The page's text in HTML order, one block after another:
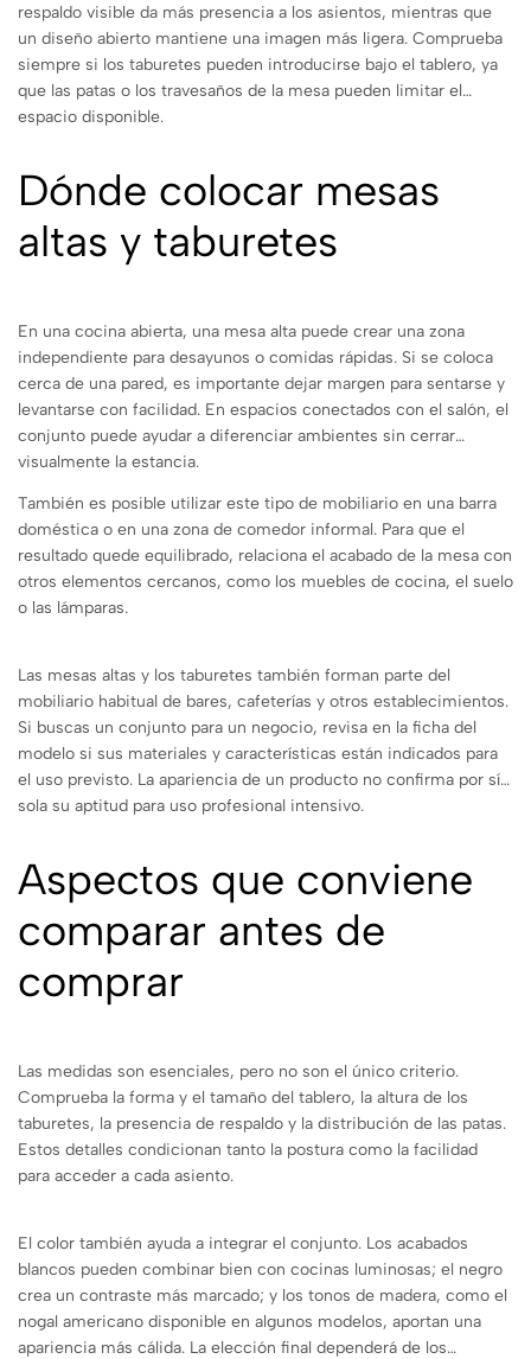
respaldo visible da más presencia a los asientos, mientras que
un diseño abierto mantiene una imagen más ligera. Comprueba
siempre si los taburetes pueden introducirse bajo el tablero, ya
que las patas o los travesaños de la mesa pueden limitar el
espacio disponible.
Dónde colocar mesas
altas y taburetes
En una cocina abierta, una mesa alta puede crear una zona
independiente para desayunos o comidas rápidas. Si se coloca
cerca de una pared, es importante dejar margen para sentarse y
levantarse con facilidad. En espacios conectados con el salón, el
conjunto puede ayudar a diferenciar ambientes sin cerrar
visualmente la estancia.
También es posible utilizar este tipo de mobiliario en una barra
doméstica o en una zona de comedor informal. Para que el
resultado quede equilibrado, relaciona el acabado de la mesa con
otros elementos cercanos, como los muebles de cocina, el suelo
o las lámparas.
Las mesas altas y los taburetes también forman parte del
mobiliario habitual de bares, cafeterías y otros establecimientos.
Si buscas un conjunto para un negocio, revisa en la ficha del
modelo si sus materiales y características están indicados para
el uso previsto. La apariencia de un producto no confirma por sí
sola su aptitud para uso profesional intensivo.
Aspectos que conviene
comparar antes de
comprar
Las medidas son esenciales, pero no son el único criterio.
Comprueba la forma y el tamaño del tablero, la altura de los
taburetes, la presencia de respaldo y la distribución de las patas.
Estos detalles condicionan tanto la postura como la facilidad
para acceder a cada asiento.
El color también ayuda a integrar el conjunto. Los acabados
blancos pueden combinar bien con cocinas luminosas; el negro
crea un contraste más marcado; y los tonos de madera, como el
nogal americano disponible en algunos modelos, aportan una
apariencia más cálida. La elección final dependerá de los